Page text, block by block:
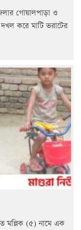
গোয়ালপাড়া ও
করে মাটি ভরাটের
মল্লিক (৫) নামে এক